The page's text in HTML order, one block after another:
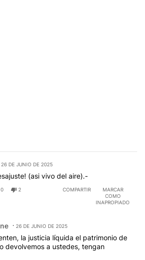
26 DE JUNIO DE 2025
(asi vivo del aire).-
0 2 COMPARTIR
MARCAR
COMO
INAPROPIADO
26 DE JUNIO DE 2025
la justicia líquida el patrimonio de
devolvemos a ustedes, tengan